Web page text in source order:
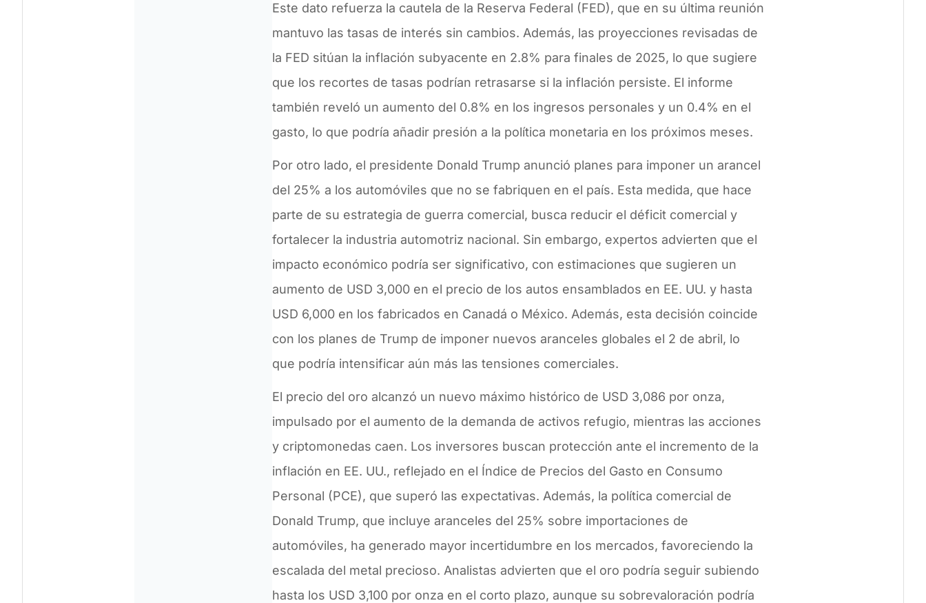
Este dato refuerza la cautela de la Reserva Federal (FED), que en su última reunión
mantuvo las tasas de interés sin cambios. Además, las proyecciones revisadas de
la FED sitúan la inflación subyacente en 2.8% para finales de 2025, lo que sugiere
que los recortes de tasas podrían retrasarse si la inflación persiste. El informe
también reveló un aumento del 0.8% en los ingresos personales y un 0.4% en el
gasto, lo que podría añadir presión a la política monetaria en los próximos meses.
Por otro lado, el presidente Donald Trump anunció planes para imponer un arancel
del 25% a los automóviles que no se fabriquen en el país. Esta medida, que hace
parte de su estrategia de guerra comercial, busca reducir el déficit comercial y
fortalecer la industria automotriz nacional. Sin embargo, expertos advierten que el
impacto económico podría ser significativo, con estimaciones que sugieren un
aumento de USD 3,000 en el precio de los autos ensamblados en EE. UU. y hasta
USD 6,000 en los fabricados en Canadá o México. Además, esta decisión coincide
con los planes de Trump de imponer nuevos aranceles globales el 2 de abril, lo
que podría intensificar aún más las tensiones comerciales.
El precio del oro alcanzó un nuevo máximo histórico de USD 3,086 por onza,
impulsado por el aumento de la demanda de activos refugio, mientras las acciones
y criptomonedas caen. Los inversores buscan protección ante el incremento de la
inflación en EE. UU., reflejado en el Índice de Precios del Gasto en Consumo
Personal (PCE), que superó las expectativas. Además, la política comercial de
Donald Trump, que incluye aranceles del 25% sobre importaciones de
automóviles, ha generado mayor incertidumbre en los mercados, favoreciendo la
escalada del metal precioso. Analistas advierten que el oro podría seguir subiendo
hasta los USD 3,100 por onza en el corto plazo, aunque su sobrevaloración podría